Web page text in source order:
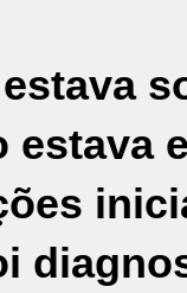
estava